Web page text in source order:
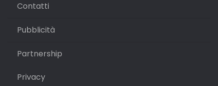
Contatti
Pubblicità
Partnership
Privacy